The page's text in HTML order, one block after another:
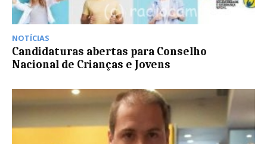
NOTÍCIAS
Candidaturas abertas para Conselho
Nacional de Crianças e Jovens